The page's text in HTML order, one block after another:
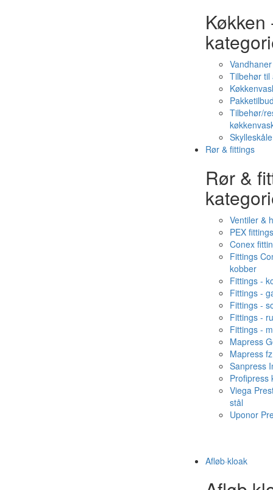
Køkken
Vandhaner
Tilbehør
Tilbehør/
Rør & fittings
Rør &
Ventiler &
PEX fittings
Conex
Fittings
kobber
Fittings -
Fittings -
Fittings -
Fittings -
Fittings -
Mapress
Mapress fz
Sanpress
Profipress
Viega
stål
Uponor
Afløb·kloak